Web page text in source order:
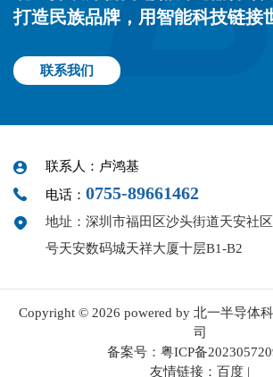
打造民族品牌，用智能科技链接
联系我们
联系人：卢鸿基
电话： 0755-89661462
地址：深圳市福田区沙头街道天安社
号天安数码城天祥大厦十层B1-B2
Copyright © 2026 powered by 北一半导体
司
备案号： 粤ICP备
友情链接： 百度 |